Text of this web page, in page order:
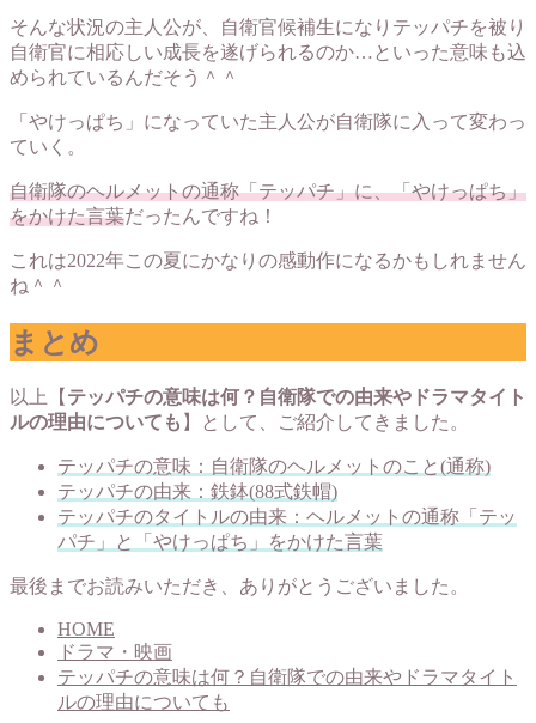
そんな状況の主人公が、自衛官候補生になりテッパチを被り
自衛官に相応しい成長を遂げられるのか…といった意味も込
められているんだそう＾＾
「やけっぱち」になっていた主人公が自衛隊に入って変わっ
ていく。
自衛隊のヘルメットの通称「テッパチ」に、「やけっぱち」
をかけた言葉だったんですね！
これは2022年この夏にかなりの感動作になるかもしれません
ね＾＾
まとめ
以上【 テッパチの意味は何？自衛隊での由来やドラマタイト
ルの理由についても 】として、ご紹介してきました。
テッパチの意味：自衛隊のヘルメットのこと(通称)
テッパチの由来：鉄鉢(88式鉄帽)
テッパチのタイトルの由来：ヘルメットの通称「テッ
パチ」と「やけっぱち」をかけた言葉
最後までお読みいただき、ありがとうございました。
HOME
ドラマ・映画
テッパチの意味は何？自衛隊での由来やドラマタイト
ルの理由についても